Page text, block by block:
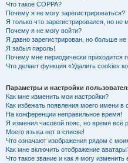
Что такое COPPA?
Почему я не могу зарегистрироваться?
Я только что зарегистрировался, но не
Почему я не могу войти?
Я давно зарегистрирован, но больше не
Я забыл пароль!
Почему мне периодически приходится
Что делает функция «Удалить cookies
Параметры и настройки
Как мне изменить мои настройки?
Как избежать появления моего имени в
На конференции неправильное время!
Я изменил часовой пояс, но время всё
Моего языка нет в списке!
Что означают изображения рядом с
Как мне включить отображение
Что такое звание и как я могу изменить